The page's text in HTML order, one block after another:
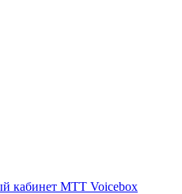
кабинет МТТ Voicebox